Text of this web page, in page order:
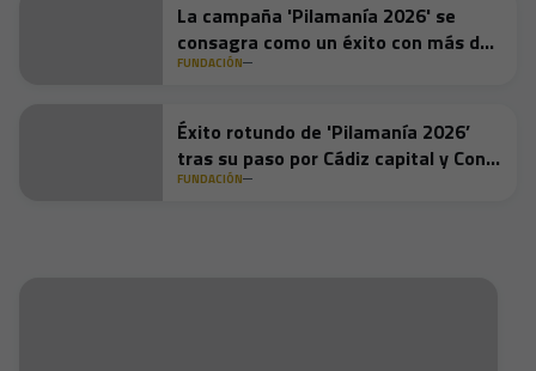
La campaña 'Pilamanía 2026' se
consagra como un éxito con más de
13.000 pilas recogidas en su
FUNDACIÓN
Éxito rotundo de 'Pilamanía 2026’
tras su paso por Cádiz capital y Conil
de la Frontera
FUNDACIÓN